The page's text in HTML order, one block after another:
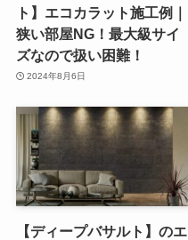
ト】エコカラット施工例｜
狭い部屋NG！最大級サイ
ズなので扱い困難！
2024年8月6日
【ディープバサルト】のエ